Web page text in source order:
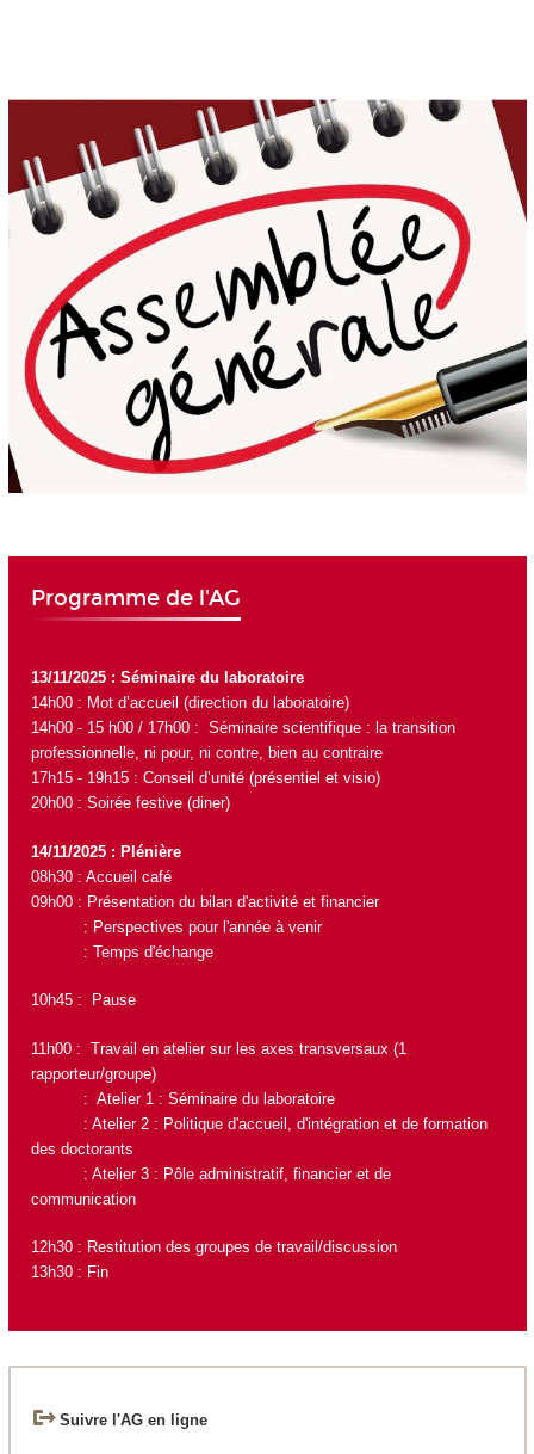
Programme de l'AG
13/11/2025 : Séminaire du laboratoire
14h00 : Mot d’accueil (direction du laboratoire)
14h00 - 15 h00 / 17h00 : Séminaire scientifique : la transition
professionnelle, ni pour, ni contre, bien au contraire
17h15 - 19h15 : Conseil d’unité (présentiel et visio)
20h00 : Soirée festive (diner)
14/11/2025 : Plénière
08h30 : Accueil café
09h00 : Présentation du bilan d'activité et financier
: Perspectives pour l'année à venir
: Temps d'échange
10h45 : Pause
11h00 : Travail en atelier sur les axes transversaux (1
rapporteur/groupe)
: Atelier 1 : Séminaire du laboratoire
: Atelier 2 : Politique d'accueil, d'intégration et de formation
des doctorants
: Atelier 3 : Pôle administratif, financier et de
communication
12h30 : Restitution des groupes de travail/discussion
13h30 : Fin
Suivre l'AG en ligne